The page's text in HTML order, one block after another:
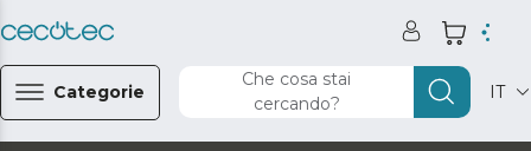
Categorie
Che cosa stai
cercando?
IT